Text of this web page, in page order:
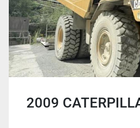
2009